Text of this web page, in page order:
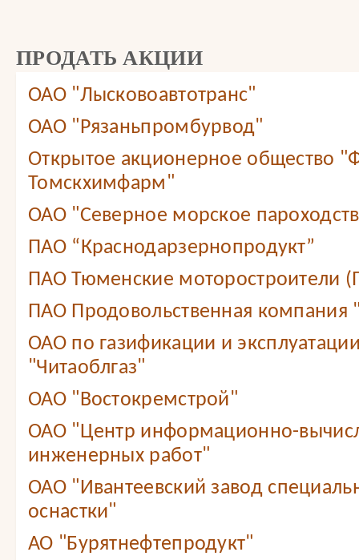
ПРОДАТЬ АКЦИИ
ОАО "Лысковоавтотранс"
ОАО "Рязаньпромбурвод"
Открытое акционерное общество
Томскхимфарм"
ОАО "Северное морское
ПАО “Краснодарзернопродукт”
ПАО Тюменские моторостроители
ПАО Продовольственная
ОАО по газификации и эксплуатации
"Читаоблгаз"
ОАО "Востокремстрой"
ОАО "Центр информационно-
инженерных работ"
ОАО "Ивантеевский завод
оснастки"
АО "Бурятнефтепродукт"